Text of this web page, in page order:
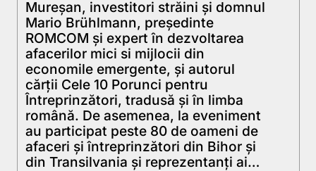
Mureşan, investitori străini şi domnul
Mario Brühlmann, preşedinte
ROMCOM şi expert în dezvoltarea
afacerilor mici si mijlocii din
economile emergente, şi autorul
cărţii Cele 10 Porunci pentru
Întreprinzători, tradusă şi în limba
română. De asemenea, la eveniment
au participat peste 80 de oameni de
afaceri şi întreprinzători din Bihor şi
din Transilvania şi reprezentanţi ai…